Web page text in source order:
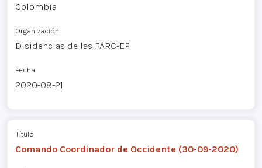
Colombia
Organización
Disidencias de las FARC-EP
Fecha
2020-08-21
Título
Comando Coordinador de Occidente (30-09-2020)